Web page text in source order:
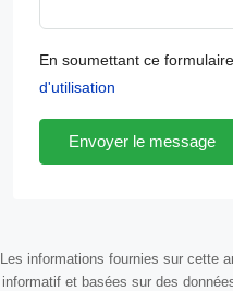
En soumettant ce
d'utilisation
Envoyer le message
Les informations fournies sur cette
informatif et basées sur des